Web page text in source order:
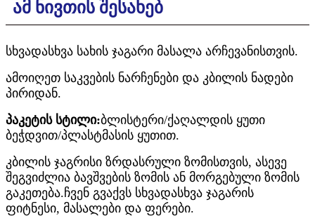
ამ ნივთის შესახებ
სხვადასხვა სახის ჯაგარი მასალა არჩევანისთვის.
ამოიღეთ საკვების ნარჩენები და კბილის ნადები
პირიდან.
პაკეტის სტილი:ბლისტერი/ქაღალდის ყუთი
ბეჭდვით/პლასტმასის ყუთით.
კბილის ჯაგრისი ზრდასრული ზომისთვის, ასევე
შეგვიძლია ბავშვების ზომის ან მორგებული ზომის
გაკეთება.ჩვენ გვაქვს სხვადასხვა ჯაგარის
ფიტნესი, მასალები და ფერები.